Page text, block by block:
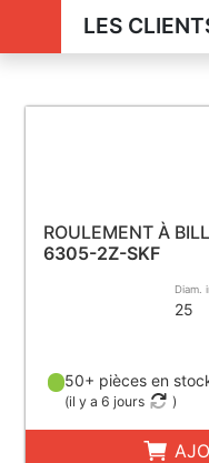
LES
ROULEMENT À
6305-2Z-SKF
Diam.
25
50+ pièces en
(il y a 6 jours )